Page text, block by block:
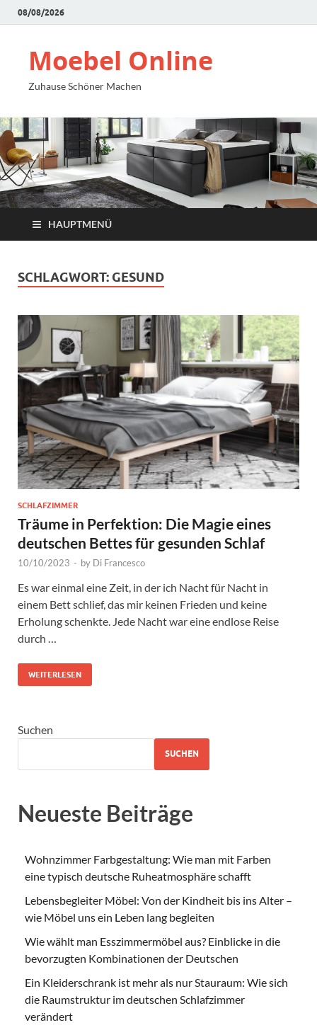
08/08/2026
Moebel Online
Zuhause Schöner Machen
HAUPTMENÜ
SCHLAGWORT: GESUND
SCHLAFZIMMER
Träume in Perfektion: Die Magie eines
deutschen Bettes für gesunden Schlaf
10/10/2023 - by Di Francesco
Es war einmal eine Zeit, in der ich Nacht für Nacht in
einem Bett schlief, das mir keinen Frieden und keine
Erholung schenkte. Jede Nacht war eine endlose Reise
durch …
WEITERLESEN
Suchen
SUCHEN
Neueste Beiträge
Wohnzimmer Farbgestaltung: Wie man mit Farben
eine typisch deutsche Ruheatmosphäre schafft
Lebensbegleiter Möbel: Von der Kindheit bis ins Alter –
wie Möbel uns ein Leben lang begleiten
Wie wählt man Esszimmermöbel aus? Einblicke in die
bevorzugten Kombinationen der Deutschen
Ein Kleiderschrank ist mehr als nur Stauraum: Wie sich
die Raumstruktur im deutschen Schlafzimmer
verändert